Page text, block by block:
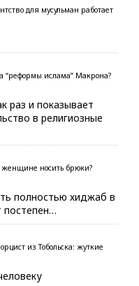
для мусульман работает
“реформы ислама” Макрона?
раз и показывает
в религиозные
носить брюки?
полностью хиджаб в
постепен…
из Тобольска: жуткие